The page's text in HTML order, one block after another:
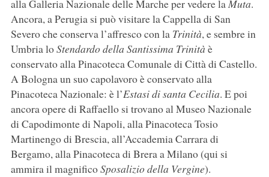
alla Galleria Nazionale delle Marche per vedere laMuta.
Ancora, a Perugia si può visitare la Cappella di San
Severo che conserva l’affresco con la Trinità, e sembre in
Umbria loStendardo della Santissima Trinità è
conservato alla Pinacoteca Comunale di Città di Castello.
A Bologna un suo capolavoro è conservato alla
Pinacoteca Nazionale: è l’Estasi di santa Cecilia. E poi
ancora opere di Raffaello si trovano al Museo Nazionale
di Capodimonte di Napoli, alla Pinacoteca Tosio
Martinengo di Brescia, all’Accademia Carrara di
Bergamo, alla Pinacoteca di Brera a Milano (qui si
ammira il magnificoSposalizio della Vergine).